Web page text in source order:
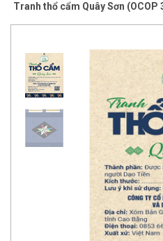
Tranh thổ cẩm Quây Sơn (OCOP